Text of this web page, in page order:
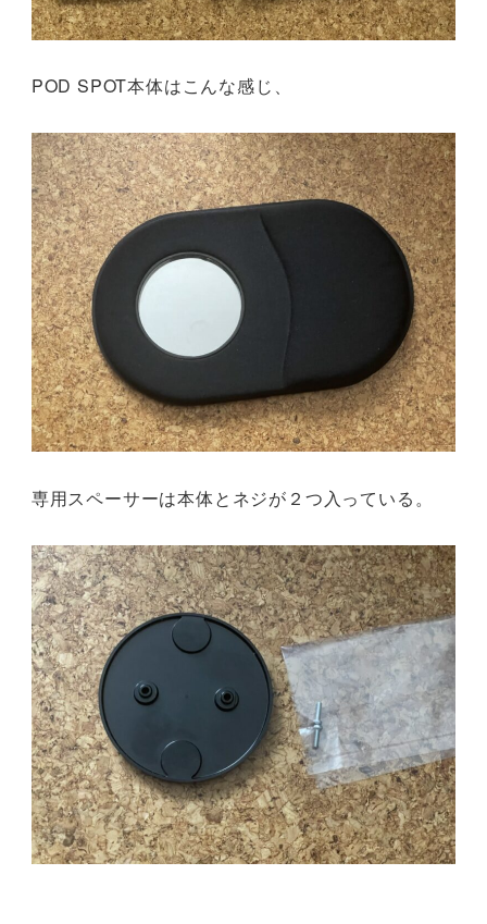
POD SPOT本体はこんな感じ、
専用スペーサーは本体とネジが２つ入っている。